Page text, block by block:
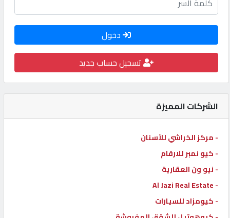
نمبر
كيو
كارز
كيو
ماركت
الدليل
القطري
POWERED
QHOST
دخول
تسجيل حساب جديد
الشركات المميزة
- مركز الخراشي للأسنان
- كيو نمبر للارقام
- نيو ون العقارية
- Al Jazi Real Estate
- كيومزاد للسيارات